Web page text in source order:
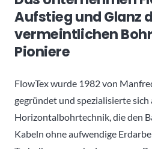
Aufstieg und Glanz
vermeintlichen
Pioniere
FlowTex wurde 1982 von
gegründet und spezialisierte sich
Horizontalbohrtechnik, die den
Kabeln ohne aufwendige